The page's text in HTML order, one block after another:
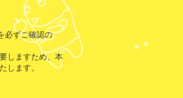
必ずご確認の
しますため、本
します。